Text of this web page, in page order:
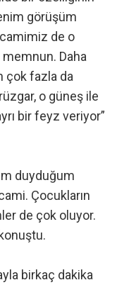
görüşüm
de o
Daha
çok fazla da
o güneş ile
bir feyz veriyor”
duyduğum
Çocukların
de çok oluyor.
birkaç dakika